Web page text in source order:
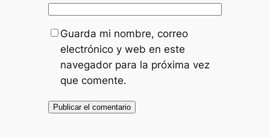
Guarda mi nombre, correo
electrónico y web en este
navegador para la próxima vez
que comente.